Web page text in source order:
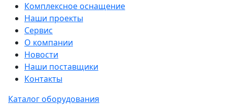
Комплексное оснащение
Наши проекты
Сервис
О компании
Новости
Наши поставщики
Контакты
Каталог оборудования